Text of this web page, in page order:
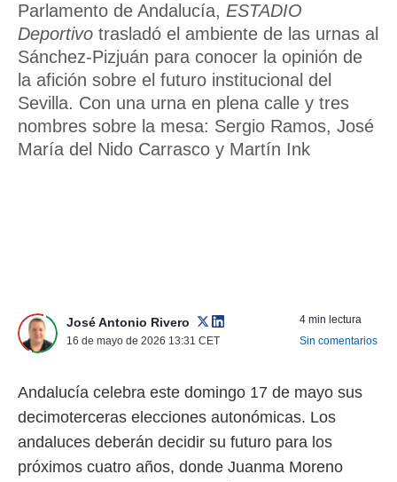
y
forma
digital
basada
a la
la
todas
nos
en
así como
Parlamento de Andalucía, ESTADIO
Deportivo trasladó el ambiente de las urnas al
Sánchez-Pizjuán para conocer la opinión de
la afición sobre el futuro institucional del
Sevilla. Con una urna en plena calle y tres
nombres sobre la mesa: Sergio Ramos, José
María del Nido Carrasco y Martín Ink
José Antonio Rivero
16 de mayo de 2026 13:31 CET
4 min lectura
Sin comentarios
Andalucía celebra este domingo 17 de mayo sus
decimoterceras elecciones autonómicas. Los
andaluces deberán decidir su futuro para los
próximos cuatro años, donde Juanma Moreno